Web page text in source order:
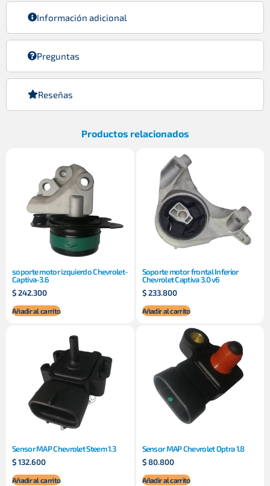
Información adicional
Preguntas
Reseñas
Productos relacionados
soporte motor izquierdo Chevrolet-
Captiva-3.6
$242.300
Añadir al carrito
Soporte motor frontal Inferior
Chevrolet Captiva 3.0 v6
$233.800
Añadir al carrito
Sensor MAP Chevrolet Steem 1.3
$132.600
Añadir al carrito
Sensor MAP Chevrolet Optra 1.8
$80.800
Añadir al carrito